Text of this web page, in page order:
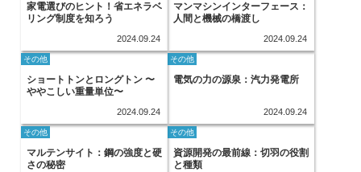
家電選びのヒント！省エネラベ
リング制度を知ろう
2024.09.24
マンマシンインターフェース：
人間と機械の橋渡し
2024.09.24
その他
ショートトンとロングトン 〜
ややこしい重量単位〜
2024.09.24
その他
電気の力の源泉：汽力発電所
2024.09.24
その他
マルテンサイト：鋼の強度と硬
さの秘密
その他
資源開発の最前線：切羽の役割
と種類